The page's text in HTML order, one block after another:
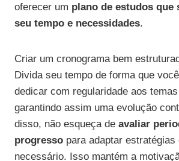
oferecer um plano de estudos que
seu tempo e necessidades.
Criar um cronograma bem
Divida seu tempo de forma que
dedicar com regularidade aos
garantindo assim uma evolução
disso, não esqueça de avaliar
progresso para adaptar estratégias
necessário. Isso mantém a